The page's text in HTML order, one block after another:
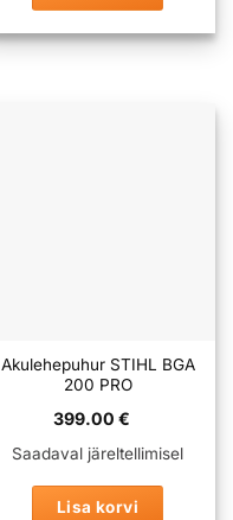
Akulehepuhur STIHL BGA
200 PRO
399.00 €
Saadaval järeltellimisel
Lisa korvi